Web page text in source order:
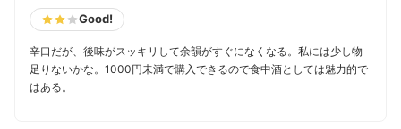
Good!
辛口だが、後味がスッキリして余韻がすぐになくなる。私には少し物
足りないかな。1000円未満で購入できるので食中酒としては魅力的で
はある。